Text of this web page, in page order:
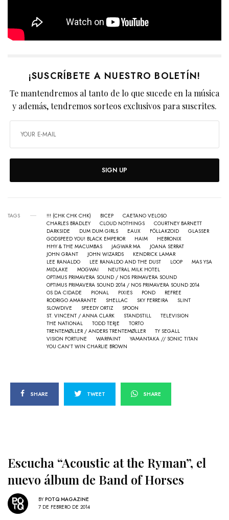
¡SUSCRÍBETE A NUESTRO BOLETÍN!
Te mantendremos al tanto de lo que sucede en la música
y además, tendremos sorteos exclusivos para suscrites.
SIGN UP
TAGS !!! (CHK CHK CHK) BICEP
CAETANO VELOSO
CHARLES BRADLEY
CLOUD NOTHINGS
COURTNEY BARNETT
DARKSIDE
DUM DUM GIRLS EAUX FÖLLAKZOID
GLASSER
GODSPEED YOU! BLACK EMPEROR
HAIM
HEBRONIX
HHY & THE MACUMBAS
JAGWAR MA
JOANA SERRAT
JOHN GRANT
JOHN WIZARDS
KENDRICK LAMAR
LEE RANALDO
LEE RANALDO AND THE DUST LOOP
MAS YSA
MIDLAKE
MOGWAI
NEUTRAL MILK HOTEL
OPTIMUS PRIMAVERA SOUND / NOS PRIMAVERA SOUND
OPTIMUS PRIMAVERA SOUND 2014 / NOS PRIMAVERA SOUND 2014
OS DA CIDADE
PIONAL PIXIES POND
REFREE
RODRIGO AMARANTE
SHELLAC SKY FERREIRA
SLINT
SLOWDIVE
SPEEDY ORTIZ
SPOON
ST. VINCENT / ANNA CLARK
STANDSTILL
TELEVISION
THE NATIONAL
TODD TERJE
TORTO
TRENTEMØLLER / ANDERS TRENTEMØLLER
TY SEGALL
VISION FORTUNE
WARPAINT
YAMANTAKA // SONIC TITAN
YOU CAN’T WIN CHARLIE BROWN
SHARE TWEET SHARE
Escucha “Acoustic at the Ryman”, el
nuevo álbum de Band of Horses
BY POTQ MAGAZINE
7 DE FEBRERO DE 2014